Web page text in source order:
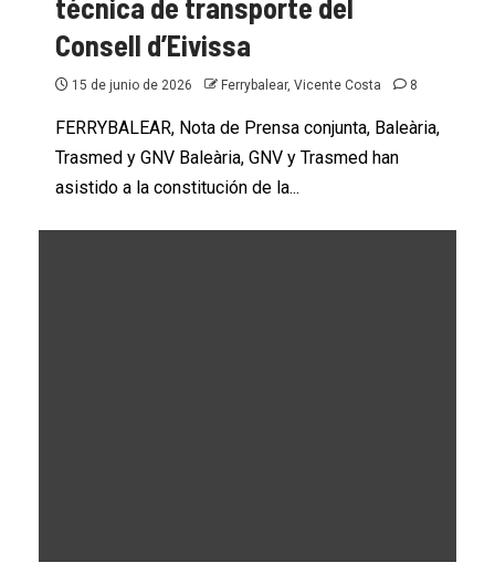
Consell d’Eivissa
15 de junio de 2026 Ferrybalear, Vicente Costa 8
FERRYBALEAR, Nota de Prensa conjunta, Baleària,
Trasmed y GNV Baleària, GNV y Trasmed han
asistido a la constitución de la...